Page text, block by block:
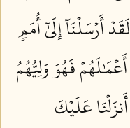
أَرۡسَلۡنَآ إِلَىٰٓ أُمَمٖ
فَهُوَ وَلِيُّهُمُ
عَلَيۡكَ